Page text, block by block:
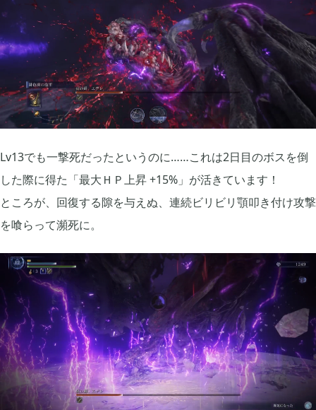
Lv13でも一撃死だったというのに……これは2日目のボスを倒
した際に得た「最大ＨＰ上昇 +15%」が活きています！
ところが、回復する隙を与えぬ、連続ビリビリ顎叩き付け攻撃
を喰らって瀕死に。